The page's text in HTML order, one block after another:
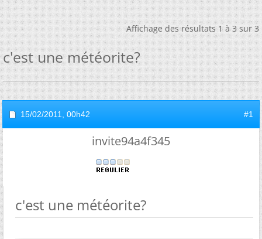
Affichage des résultats 1 à 3 sur 3
c'est une météorite?
15/02/2011, 00h42 #1
invite94a4f345
c'est une météorite?